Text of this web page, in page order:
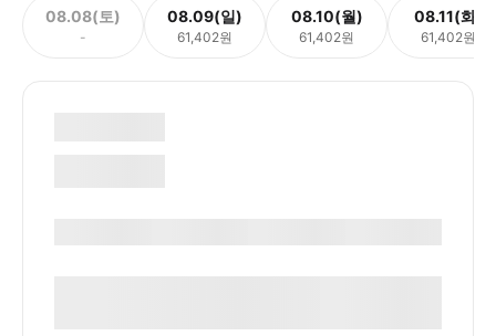
08.08(토)
-
08.09(일)
61,402원
08.10(월)
61,402원
08.11(화)
61,402원